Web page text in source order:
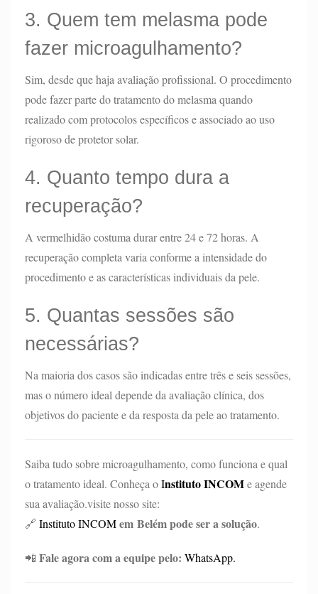
3. Quem tem melasma pode
fazer microagulhamento?
Sim, desde que haja avaliação profissional. O procedimento
pode fazer parte do tratamento do melasma quando
realizado com protocolos específicos e associado ao uso
rigoroso de protetor solar.
4. Quanto tempo dura a
recuperação?
A vermelhidão costuma durar entre 24 e 72 horas. A
recuperação completa varia conforme a intensidade do
procedimento e as características individuais da pele.
5. Quantas sessões são
necessárias?
Na maioria dos casos são indicadas entre três e seis sessões,
mas o número ideal depende da avaliação clínica, dos
objetivos do paciente e da resposta da pele ao tratamento.
Saiba tudo sobre microagulhamento, como funciona e qual
o tratamento ideal. Conheça oInstituto INCOMe agende
sua avaliação.visite nosso site:
🔗 Instituto INCOMem Belém pode ser a solução.
📲 Fale agora com a equipe pelo: WhatsApp.